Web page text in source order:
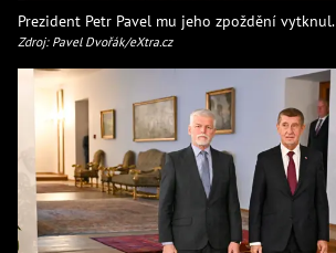
Prezident Petr Pavel mu jeho zpoždění vytknul.
Zdroj: Pavel Dvořák/eXtra.cz